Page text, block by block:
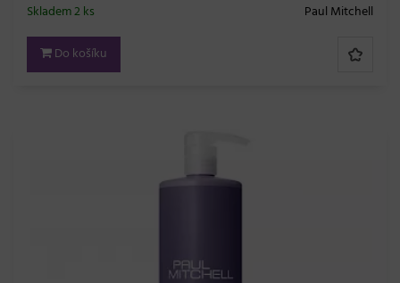
Paul Mitchell
Skladem 2 ks
Do košíku